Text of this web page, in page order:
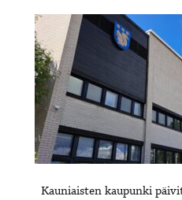
Kauniaisten kaupunki